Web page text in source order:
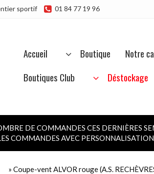
sportif 01 84 77 19 96
Accueil Boutique Notre
Boutiques Club
Déstockage
DE COMMANDES CES DERNIÈRES
COMMANDES AVEC
» Coupe-vent ALVOR rouge (A.S.